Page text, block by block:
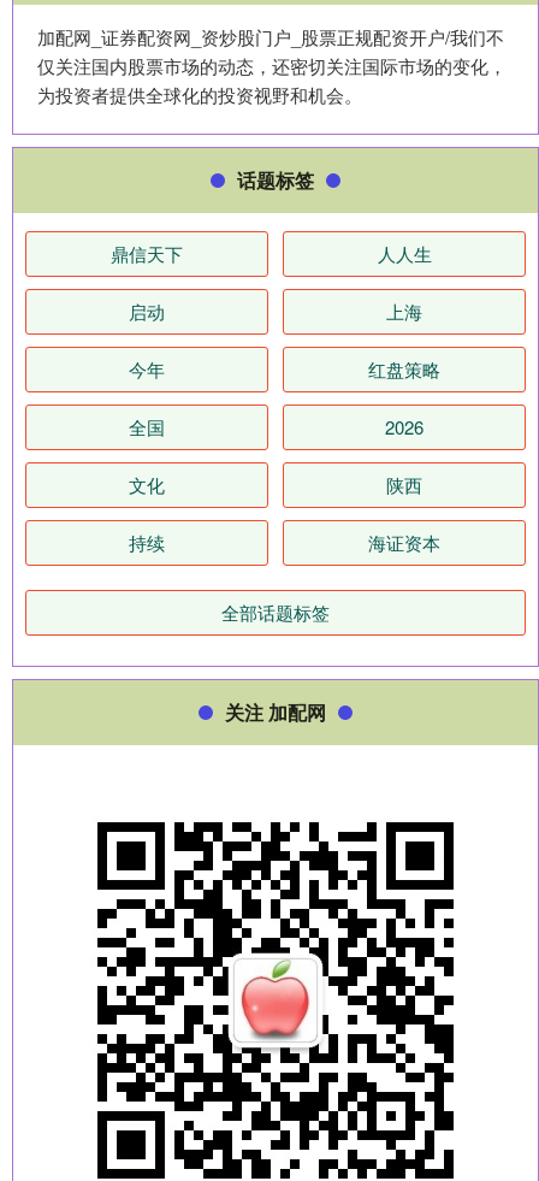
加配网_证券配资网_资炒股门户_股票正规配资开户/我们不
仅关注国内股票市场的动态，还密切关注国际市场的变化，
为投资者提供全球化的投资视野和机会。
话题标签
鼎信天下 人人生
启动 上海
今年 红盘策略
全国 2026
文化 陕西
持续 海证资本
全部话题标签
关注 加配网